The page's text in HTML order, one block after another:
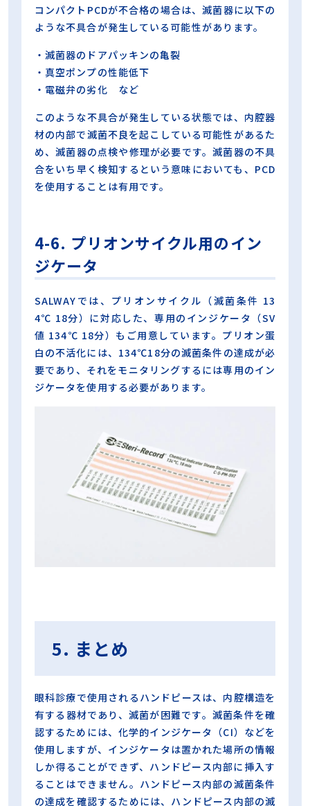
コンパクトPCDが不合格の場合は、滅菌器に以下の
ような不具合が発生している可能性があります。
・滅菌器のドアパッキンの亀裂
・真空ポンプの性能低下
・電磁弁の劣化 など
このような不具合が発生している状態では、内腔器
材の内部で滅菌不良を起こしている可能性があるた
め、滅菌器の点検や修理が必要です。滅菌器の不具
合をいち早く検知するという意味においても、PCD
を使用することは有用です。
4-6. プリオンサイクル用のイン
ジケータ
SALWAYでは、プリオンサイクル（滅菌条件 13
4℃ 18分）に対応した、専用のインジケータ（SV
値 134℃ 18分）もご用意しています。プリオン蛋
白の不活化には、134℃18分の滅菌条件の達成が必
要であり、それをモニタリングするには専用のイン
ジケータを使用する必要があります。
5. まとめ
眼科診療で使用されるハンドピースは、内腔構造を
有する器材であり、滅菌が困難です。滅菌条件を確
認するためには、化学的インジケータ（CI）などを
使用しますが、インジケータは置かれた場所の情報
しか得ることができず、ハンドピース内部に挿入す
ることはできません。ハンドピース内部の滅菌条件
の達成を確認するためには、ハンドピース内部の滅